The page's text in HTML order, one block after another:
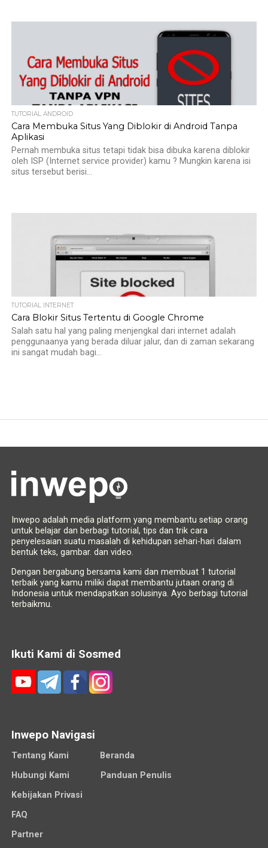
TUTORIAL ANDROID
Cara Membuka Situs Yang Diblokir di Android Tanpa
Aplikasi
Pernah membuka situs tetapi tidak bisa dibuka karena diblokir
oleh ISP (Internet service provider) kamu ? Mungkin karena isi
situs tersebut berisi...
TUTORIAL INTERNET
Cara Blokir Situs Tertentu di Google Chrome
Salah satu hal yang paling menjengkal dari internet adalah
penggunaanya yang berada diluar jalur, dan di zaman sekarang
ini sangat mudah bagi...
Inwepo adalah media platform yang membantu setiap orang
untuk belajar dan berbagi tutorial, tips dan trik cara
penyelesaian suatu masalah di kehidupan sehari-hari dalam
bentuk teks, gambar. dan video.
Dengan bergabung bersama kami dan membuat 1 tutorial
terbaik yang kamu miliki dapat membantu jutaan orang di
Indonesia untuk mendapatkan solusinya. Ayo berbagi tutorial
terbaikmu.
Ikuti Kami di Sosmed
Inwepo Navigasi
Tentang Kami
Beranda
Hubungi Kami
Panduan Penulis
Kebijakan Privasi
FAQ
Partner